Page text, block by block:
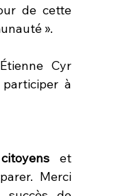
de cette
».
Cyr
à
citoyens
Merci